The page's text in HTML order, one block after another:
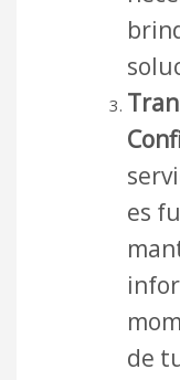
es
de